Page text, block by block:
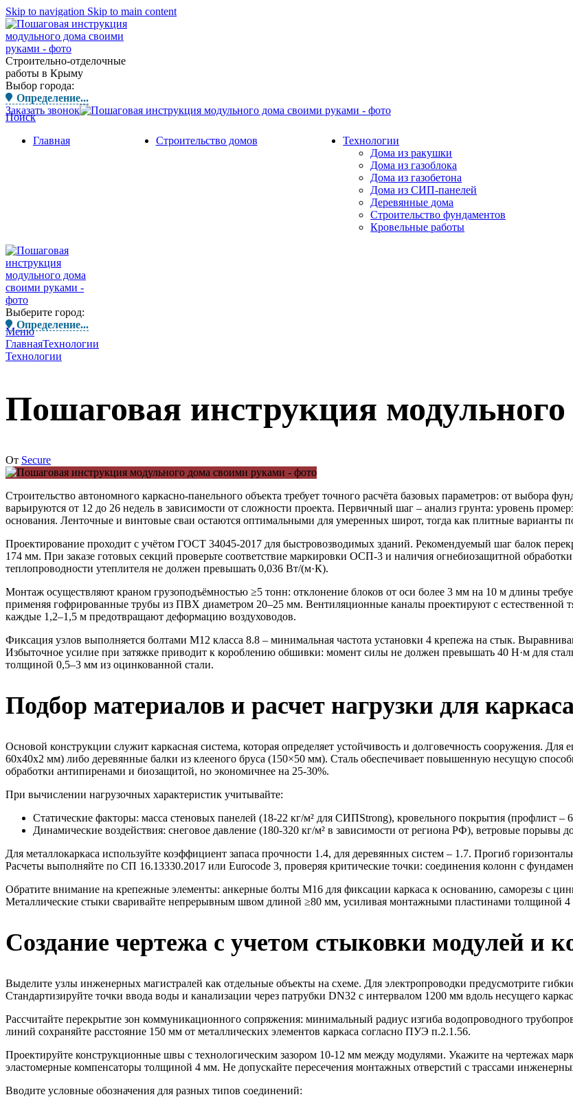
Skip to navigation Skip to main content
Строительно-отделочные
работы в Крыму
Выбор города:
Определение...
Заказать звонок
Поиск
Главная
Строительство домов
Технологии
Дома из ракушки
Дома из газоблока
Дома из газобетона
Дома из СИП-панелей
Деревянные дома
Строительство фундаментов
Кровельные работы
Выберите город:
Определение...
Меню
ГлавнаяТехнологии
Технологии
Пошаговая инструкция
От Secure
Строительство автономного каркасно-панельного объекта требует точного расчёта базовых параметров: от выбора
варьируются от 12 до 26 недель в зависимости от сложности проекта. Первичный шаг – анализ грунта: уровень
основания. Ленточные и винтовые сваи остаются оптимальными для умеренных широт, тогда как плитные варианты
Проектирование проходит с учётом ГОСТ 34045-2017 для быстровозводимых зданий. Рекомендуемый шаг балок
174 мм. При заказе готовых секций проверьте соответствие маркировки ОСП-3 и наличия огнебиозащитной
теплопроводности утеплителя не должен превышать 0,036 Вт/(м·К).
Монтаж осуществляют краном грузоподъёмностью ≥5 тонн: отклонение блоков от оси более 3 мм на 10 м длины
применяя гофрированные трубы из ПВХ диаметром 20–25 мм. Вентиляционные каналы проектируют с естественной
каждые 1,2–1,5 м предотвращают деформацию воздуховодов.
Фиксация узлов выполняется болтами М12 класса 8.8 – минимальная частота установки 4 крепежа на стык.
Избыточное усилие при затяжке приводит к короблению обшивки: момент силы не должен превышать 40 Н·м для
толщиной 0,5–3 мм из оцинкованной стали.
Подбор материалов и расчет нагрузки для
Основой конструкции служит каркасная система, которая определяет устойчивость и долговечность сооружения.
60x40x2 мм) либо деревянные балки из клееного бруса (150×50 мм). Сталь обеспечивает повышенную несущую
обработки антипиренами и биозащитой, но экономичнее на 25-30%.
При вычислении нагрузочных характеристик учитывайте:
Статические факторы: масса стеновых панелей (18-22 кг/м² для СИПStrong), кровельного покрытия (профлист –
Динамические воздействия: снеговое давление (180-320 кг/м² в зависимости от региона РФ), ветровые порывы
Для металлокаркаса используйте коэффициент запаса прочности 1.4, для деревянных систем – 1.7. Прогиб
Расчеты выполняйте по СП 16.13330.2017 или Eurocode 3, проверяя критические точки: соединения колонн с
Обратите внимание на крепежные элементы: анкерные болты M16 для фиксации каркаса к основанию, саморезы с
Металлические стыки сваривайте непрерывным швом длиной ≥80 мм, усиливая монтажными пластинами толщиной
Создание чертежа с учетом стыковки модулей и
Выделите узлы инженерных магистралей как отдельные объекты на схеме. Для электропроводки предусмотрите
Стандартизируйте точки ввода воды и канализации через патрубки DN32 с интервалом 1200 мм вдоль несущего
Рассчитайте перекрытие зон коммуникационного сопряжения: минимальный радиус изгиба водопроводного
линий сохраняйте расстояние 150 мм от металлических элементов каркаса согласно ПУЭ п.2.1.56.
Проектируйте конструкционные швы с технологическим зазором 10-12 мм между модулями. Укажите на чертежах
эластомерные компенсаторы толщиной 4 мм. Не допускайте пересечения монтажных отверстий с трассами
Вводите условные обозначения для разных типов соединений: